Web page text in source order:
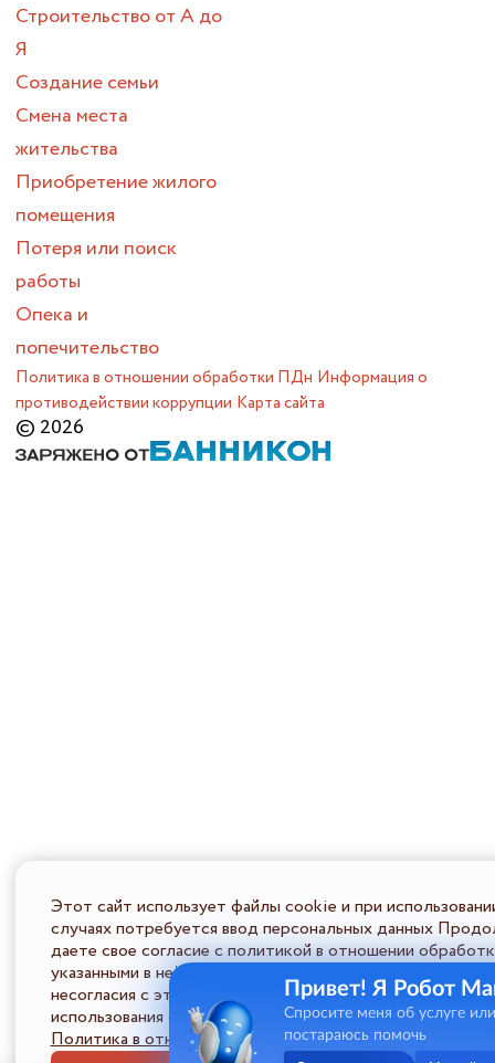
Строительство от А до
Я
Создание семьи
Смена места
жительства
Приобретение жилого
помещения
Потеря или поиск
работы
Опека и
попечительство
Политика в отношении обработки ПДн Информация о
противодействии коррупции Карта сайта
© 2026
Этот сайт использует файлы cookie и при
случаях потребуется ввод персональных данных
даете свое согласие с политикой в отношении
указанными в ней условиями обработки персональной
несогласия с этими условиями Пользователь должен
использования сайта.
Политика в отношении обработки ПД
Привет! Я Робот
Спросите меня об услуге
постараюсь помочь